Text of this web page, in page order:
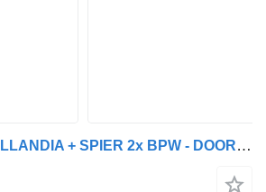
Volvo FL 280 DHOLLANDIA + SPIER 2x BPW - DOORLAAD - 2017